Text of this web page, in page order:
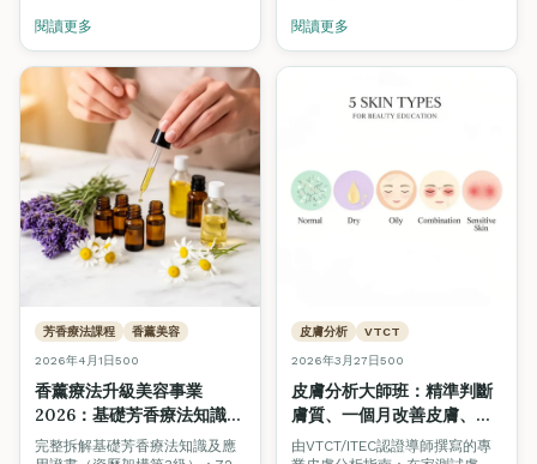
閱讀更多
僱主最重視的資格與技能、逐步
求職指南，助你成功入行或跳槽
升級。
閱讀更多
芳香療法課程 香薰美容
2026年4月1日500
香薰療法升級美容事業
2026：基礎芳香療法知識及
應用證書（QF Level 3）完
完整拆解基礎芳香療法知識及應
皮膚分析 VTCT
2026年3月27日500
皮膚分析大師班：精準判斷
膚質、一個月改善皮膚、選
對產品與療程
由VTCT/ITEC認證導師撰寫的專